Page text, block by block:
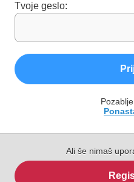
Tvoje geslo:
Ali še nimaš